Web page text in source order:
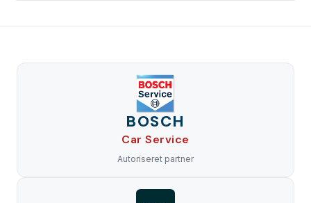
BOSCH
Car Service
Autoriseret partner